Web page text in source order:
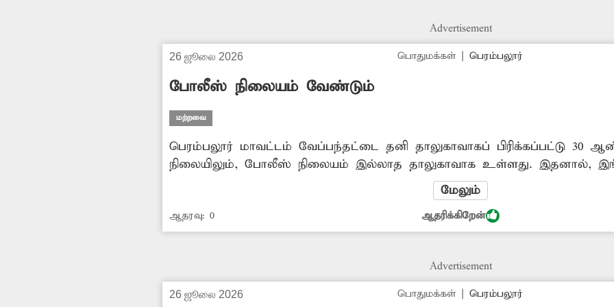
Advertisement
26 ஜூலை 2026 பொதுமக்கள் |பெரம்பலூர்
போலீஸ் நிலையம் வேண்டும்
மற்றவை
பெரம்பலூர் மாவட்டம் வேப்பந்தட்டை தனி தாலுகாவாகப் பிரிக்கப்பட்டு 30
நிலையிலும், போலீஸ் நிலையம் இல்லாத தாலுகாவாக உள்ளது. இதனால்,
ஆர்ப்பாட்டம், உண்ணாவிரதம், பொதுக்கூட்டம் மற்றும் திருவிழாக்களுக்கு
கிலோமீட்டர் தொலைவில் உள்ள அரும்பாவூர் போலீஸ் நிலையத்திற்குச்
ஏற்பட்டு பொதுமக்களும் பல்வேறு அமைப்பினரும் பெரிதும்
பொதுமக்களின் நீண்டகாலச் சிரமத்தைப் போக்கும் வகையில்
மேலும்
ஆதரவு: 0 ஆதரிக்கிறேன்
Advertisement
26 ஜூலை 2026 பொதுமக்கள் |பெரம்பலூர்